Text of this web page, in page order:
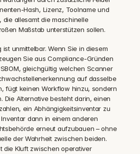
Hash, Lizenz, Toolname und
die allesamt die maschinelle
Maßstab unterstützen sollen.
unmittelbar. Wenn Sie in diesem
Sie aus Compliance-Gründen
gleichgültig welchen Scanner
auf dasselbe
fügt keinen Workflow hinzu, sondern
Die Alternative besteht darin, einen
ein Abhängigkeitsinventar zu
dann in einem anderen
erneut aufzubauen – ohne
der Wahrheit zwischen beiden.
die Kluft zwischen operativer